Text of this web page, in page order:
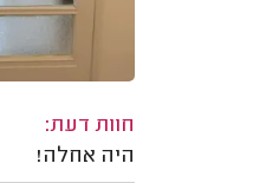
חוות דעת:
היה אחלה!